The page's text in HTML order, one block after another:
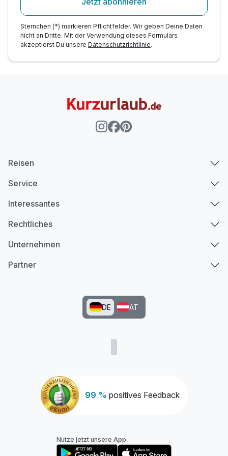
Sternchen (*) markieren Pflichtfelder. Wir geben Deine Daten
nicht an Dritte. Mit der Verwendung dieses Formulars
akzeptierst Du unsere Datenschutzrichtlinie.
99 % positives Feedback
Reisen
Service
Interessantes
Rechtliches
Unternehmen
Partner
DE AT
Nutze jetzt unsere App